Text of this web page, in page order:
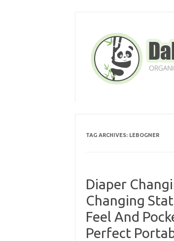
TAG ARCHIVES: LEBOGNER
Diaper
Changing
Feel And
Perfect